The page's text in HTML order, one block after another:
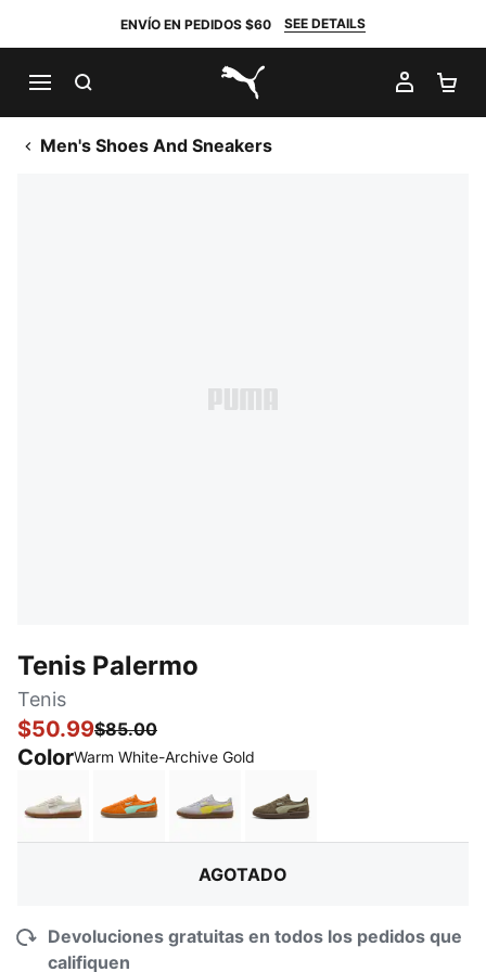
ENVÍO EN PEDIDOS $60 SEE DETAILS
PUMA.com
MI
Men's Shoes And Sneakers
Tenis Palermo
Tenis
$50.99$85.00
ColorWarm White-Archive Gold
Alpine Snow-PUMA White
Vermillion-GumVibrant Silver-GumLoden Green-Gum
AGOTADO
Devoluciones gratuitas en todos los pedidos que
califiquen